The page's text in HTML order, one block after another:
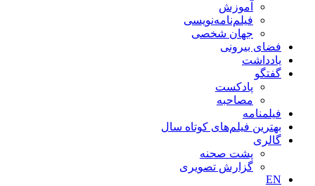
آموزش
فیلم‌نامه‌نویسی
جهان شخصی
فضای بیرونی
یادداشت
گفتگو
پادکست
مصاحبه
فیلمنامه
بهترین فیلم‌های کوتاه سال
گالری
پشت صحنه
گزارش تصویری
EN